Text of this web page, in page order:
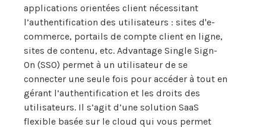
applications orientées client nécessitant
l’authentification des utilisateurs : sites d'e-
commerce, portails de compte client en ligne,
sites de contenu, etc. Advantage Single Sign-
On (SSO) permet à un utilisateur de se
connecter une seule fois pour accéder à tout en
gérant l’authentification et les droits des
utilisateurs. Il s’agit d’une solution SaaS
flexible basée sur le cloud qui vous permet